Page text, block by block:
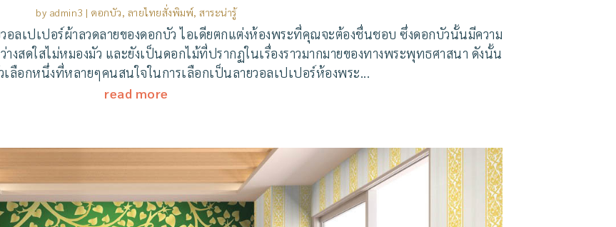
by admin3 | ดอกบัว, ลายไทยสั่งพิมพ์,สาระน่ารู้
อลเปเปอร์ผ้าลวดลายของดอกบัว ไอเดียตกแต่งห้องพระที่คุณจะต้องชื่นชอบ ซึ่งดอกบัวนั้นมีความ
งสดใสไม่หมองมัว และยังเป็นดอกไม้ที่ปรากฏในเรื่องราวมากมายของทางพระพุทธศาสนา ดังนั้น
ลือกหนึ่งที่หลายๆคนสนใจในการเลือกเป็นลายวอลเปเปอร์ห้องพระ...
read more